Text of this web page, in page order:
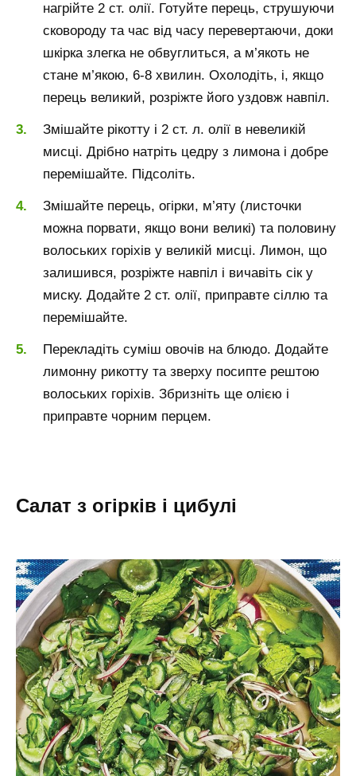
нагрійте 2 ст. олії. Готуйте перець, струшуючи
сковороду та час від часу перевертаючи, доки
шкірка злегка не обвуглиться, а м’якоть не
стане м’якою, 6-8 хвилин. Охолодіть, і, якщо
перець великий, розріжте його уздовж навпіл.
Змішайте рікотту і 2 ст. л. олії в невеликій
мисці. Дрібно натріть цедру з лимона і добре
перемішайте. Підсоліть.
Змішайте перець, огірки, м’яту (листочки
можна порвати, якщо вони великі) та половину
волоських горіхів у великій мисці. Лимон, що
залишився, розріжте навпіл і вичавіть сік у
миску. Додайте 2 ст. олії, приправте сіллю та
перемішайте.
Перекладіть суміш овочів на блюдо. Додайте
лимонну рикотту та зверху посипте рештою
волоських горіхів. Збризніть ще олією і
приправте чорним перцем.
Салат з огірків і цибулі